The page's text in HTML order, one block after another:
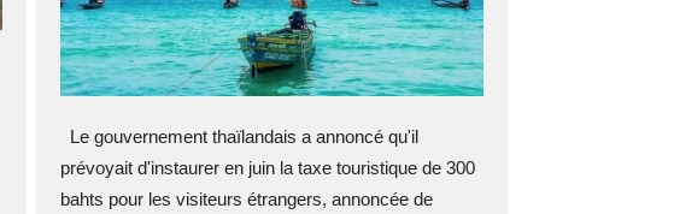
Le gouvernement thaïlandais a annoncé qu'il
prévoyait d'instaurer en juin la taxe touristique de 300
bahts pour les visiteurs étrangers, annoncée de